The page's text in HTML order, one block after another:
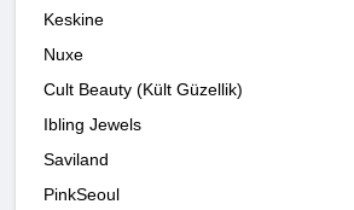
Keskine
Nuxe
Cult Beauty (Kült Güzellik)
Ibling Jewels
Saviland
PinkSeoul